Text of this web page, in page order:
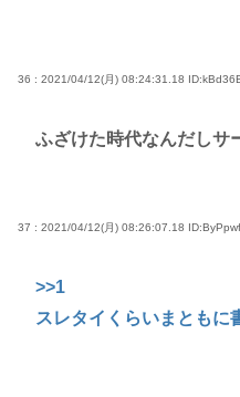
36 : 2021/04/12(月) 08:24:31.18
ふざけた時代なんだしサ
37 : 2021/04/12(月) 08:26:07.18
>>1
スレタイくらいまともに